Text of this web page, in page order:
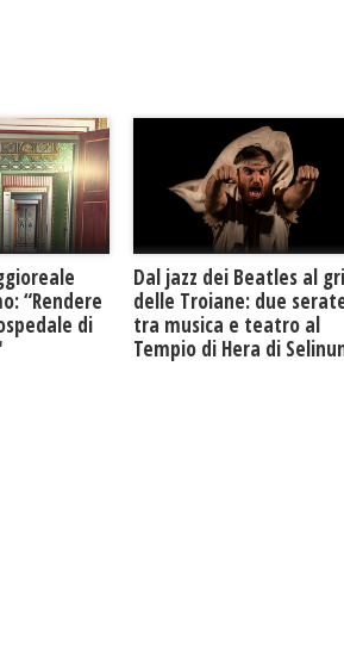
“Rendere
di
Dal jazz dei Beatles al
delle Troiane: due
tra musica e teatro al
Tempio di Hera di